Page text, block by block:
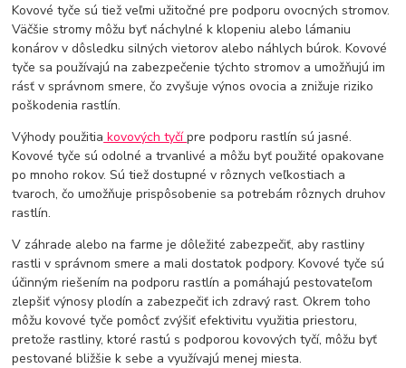
Kovové tyče sú tiež veľmi užitočné pre podporu ovocných stromov.
Väčšie stromy môžu byť náchylné k klopeniu alebo lámaniu
konárov v dôsledku silných vietorov alebo náhlych búrok. Kovové
tyče sa používajú na zabezpečenie týchto stromov a umožňujú im
rásť v správnom smere, čo zvyšuje výnos ovocia a znižuje riziko
poškodenia rastlín.
Výhody použitia kovových tyčípre podporu rastlín sú jasné.
Kovové tyče sú odolné a trvanlivé a môžu byť použité opakovane
po mnoho rokov. Sú tiež dostupné v rôznych veľkostiach a
tvaroch, čo umožňuje prispôsobenie sa potrebám rôznych druhov
rastlín.
V záhrade alebo na farme je dôležité zabezpečiť, aby rastliny
rastli v správnom smere a mali dostatok podpory. Kovové tyče sú
účinným riešením na podporu rastlín a pomáhajú pestovateľom
zlepšiť výnosy plodín a zabezpečiť ich zdravý rast. Okrem toho
môžu kovové tyče pomôcť zvýšiť efektivitu využitia priestoru,
pretože rastliny, ktoré rastú s podporou kovových tyčí, môžu byť
pestované bližšie k sebe a využívajú menej miesta.